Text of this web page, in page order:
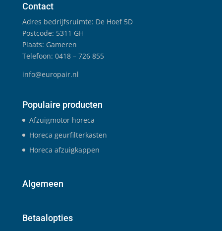
Contact
Adres bedrijfsruimte: De Hoef 5D
Postcode: 5311 GH
Plaats: Gameren
Telefoon: 0418 – 726 855
info@europair.nl
Populaire producten
Afzuigmotor horeca
Horeca geurfilterkasten
Horeca afzuigkappen
Algemeen
Betaalopties